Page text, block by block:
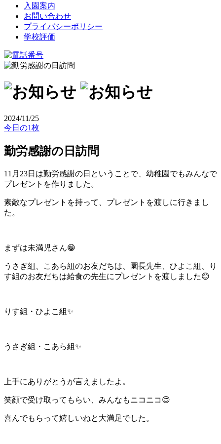
入園案内
お問い合わせ
プライバシーポリシー
学校評価
2024/11/25
今日の1枚
勤労感謝の日訪問
11月23日は勤労感謝の日ということで、幼稚園でもみんなで
プレゼントを作りました。
素敵なプレゼントを持って、プレゼントを渡しに行きまし
た。
まずは未満児さん😁
うさぎ組、こあら組のお友だちは、園長先生、ひよこ組、り
す組のお友だちは給食の先生にプレゼントを渡しました😊
りす組・ひよこ組✨
うさぎ組・こあら組✨
上手にありがとうが言えましたよ。
笑顔で受け取ってもらい、みんなもニコニコ😊
喜んでもらって嬉しいねと大満足でした。